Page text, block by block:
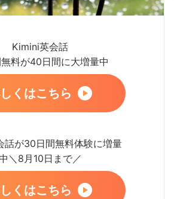
Kimini英会話
料が40日間に大増量中
くはこちら
話が30日間無料体験に増量
中＼8月10日まで／
くはこちら